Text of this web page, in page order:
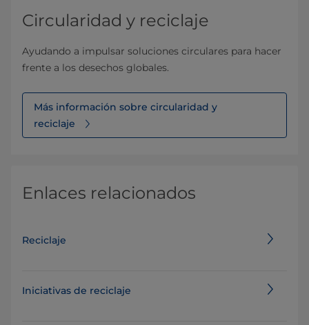
Circularidad y reciclaje
Ayudando a impulsar soluciones circulares para hacer
frente a los desechos globales.
Más información sobre circularidad y
reciclaje
Enlaces relacionados
Reciclaje
Iniciativas de reciclaje